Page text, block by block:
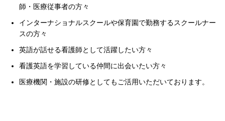
師・医療従事者の方々
インターナショナルスクールや保育園で勤務するスクールナー
スの方々
英語が話せる看護師として活躍したい方々
看護英語を学習している仲間に出会いたい方々
医療機関・施設の研修としてもご活用いただいております。